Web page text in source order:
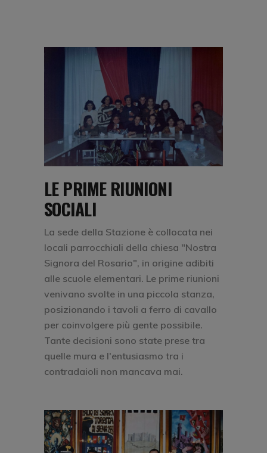
LE PRIME RIUNIONI
SOCIALI
La sede della Stazione è collocata nei
locali parrocchiali della chiesa "Nostra
Signora del Rosario", in origine adibiti
alle scuole elementari. Le prime riunioni
venivano svolte in una piccola stanza,
posizionando i tavoli a ferro di cavallo
per coinvolgere più gente possibile.
Tante decisioni sono state prese tra
quelle mura e l'entusiasmo tra i
contradaioli non mancava mai.